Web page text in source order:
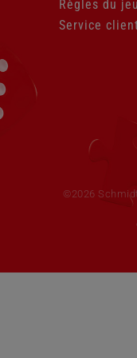
Règles du
Service
©2026